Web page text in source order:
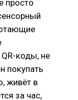
просто
коды, не
покупать
живёт в
за час,